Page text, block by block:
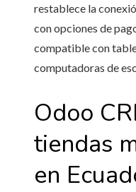
restablece la
con opciones de
compatible con
computadoras de
Odoo
tiendas
en